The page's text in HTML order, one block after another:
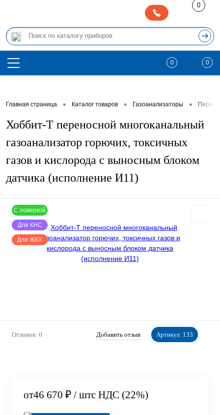
0
0 0
Главная страница • Каталог товаров • Газоанализаторы •
Хоббит-Т переносной многоканальный
газоанализатор горючих, токсичных
газов и кислорода с выносным блоком
датчика (исполнение И11)
С поверкой
Для КНС
Для ЖКХ
Отзывов: 0 Добавить отзыв Артикул: 133
от46 670 ₽ / штс НДС (22%)